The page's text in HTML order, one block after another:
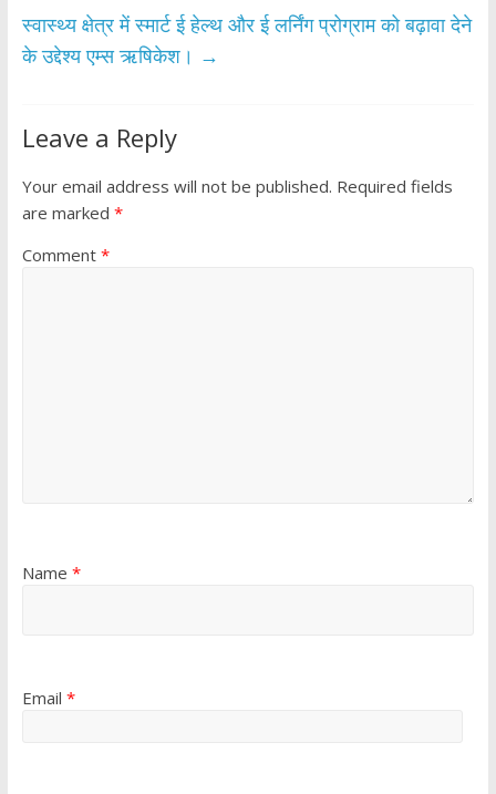
k p
स्वास्थ्य क्षेत्र में स्मार्ट ई हेल्थ और ई लर्निंग प्रोग्राम को बढ़ावा देने
के उद्देश्य एम्स ऋषिकेश। →
Leave a Reply
Your email address will not be published. Required fields
are marked *
Comment *
Name *
Email *